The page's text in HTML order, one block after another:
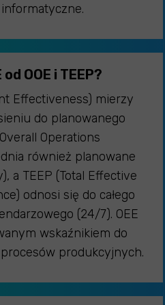
OOE i TEEP?
Effectiveness) mierzy
do planowanego
Operations
również planowane
a TEEP (Total Effective
odnosi się do całego
(24/7). OEE
wskaźnikiem do
produkcyjnych.